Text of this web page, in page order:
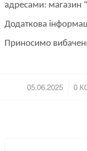
адресами: магазин
Додаткова
Приносимо
05.06.2025
/ 0